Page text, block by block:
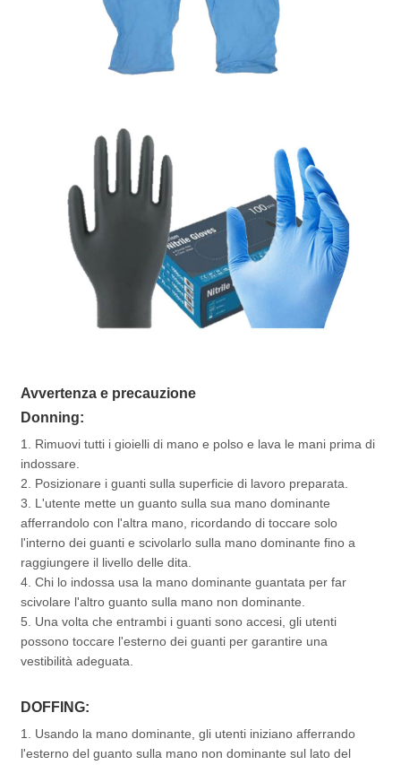
Avvertenza e precauzione
Donning:
1. Rimuovi tutti i gioielli di mano e polso e lava le mani prima di
indossare.
2. Posizionare i guanti sulla superficie di lavoro preparata.
3. L'utente mette un guanto sulla sua mano dominante
afferrandolo con l'altra mano, ricordando di toccare solo
l'interno dei guanti e scivolarlo sulla mano dominante fino a
raggiungere il livello delle dita.
4. Chi lo indossa usa la mano dominante guantata per far
scivolare l'altro guanto sulla mano non dominante.
5. Una volta che entrambi i guanti sono accesi, gli utenti
possono toccare l'esterno dei guanti per garantire una
vestibilità adeguata.
DOFFING:
1. Usando la mano dominante, gli utenti iniziano afferrando
l'esterno del guanto sulla mano non dominante sul lato del